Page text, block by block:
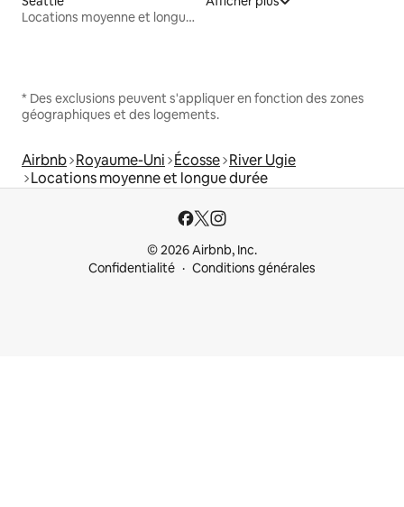
Locations moyenne et longue durée
* Des exclusions peuvent s'appliquer en fonction des zones
géographiques et des logements.
Airbnb Royaume-Uni Écosse River Ugie
Locations moyenne et longue durée
© 2026 Airbnb, Inc.
Confidentialité
Conditions générales